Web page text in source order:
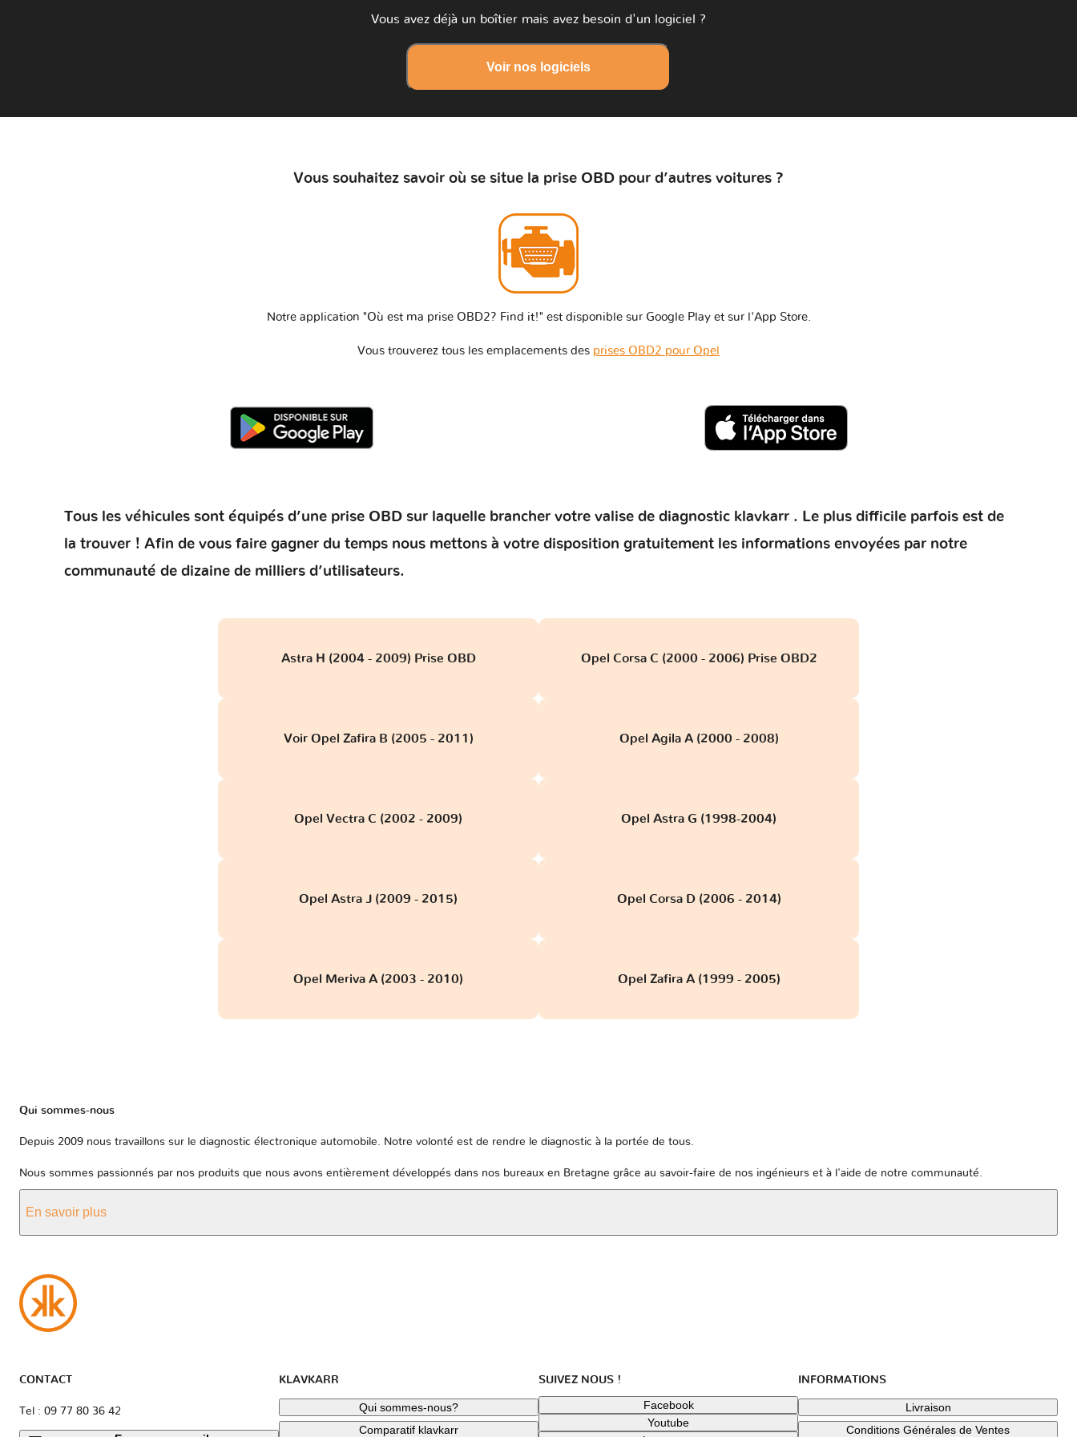
Vous avez déjà un boîtier mais avez besoin d'un logiciel ?
Voir nos logiciels
Vous souhaitez savoir où se situe la prise OBD pour d’autres voitures ?
Notre application "Où est ma prise OBD2? Find it!" est disponible sur Google Play et sur l'App Store.
Vous trouverez tous les emplacements des prises OBD2 pour Opel
Tous les véhicules sont équipés d’une prise OBD sur laquelle brancher votre valise de diagnostic klavkarr . Le plus difficile parfois est de
la trouver ! Afin de vous faire gagner du temps nous mettons à votre disposition gratuitement les informations envoyées par notre
communauté de dizaine de milliers d’utilisateurs.
Astra H (2004 - 2009) Prise OBD Opel Corsa C (2000 - 2006) Prise OBD2
Voir Opel Zafira B (2005 - 2011) Opel Agila A (2000 - 2008)
Opel Vectra C (2002 - 2009) Opel Astra G (1998-2004)
Opel Astra J (2009 - 2015) Opel Corsa D (2006 - 2014)
Opel Meriva A (2003 - 2010) Opel Zafira A (1999 - 2005)
Qui sommes-nous
Depuis 2009 nous travaillons sur le diagnostic électronique automobile. Notre volonté est de rendre le diagnostic à la portée de tous.
Nous sommes passionnés par nos produits que nous avons entièrement développés dans nos bureaux en Bretagne grâce au savoir-faire de nos ingénieurs et à l'aide de notre communauté.
En savoir plus
CONTACT
Tel : 09 77 80 36 42
KLAVKARR
Qui sommes-nous?
Comparatif klavkarr
SUIVEZ NOUS !
Facebook
Youtube
INFORMATIONS
Livraison
Conditions Générales de Ventes